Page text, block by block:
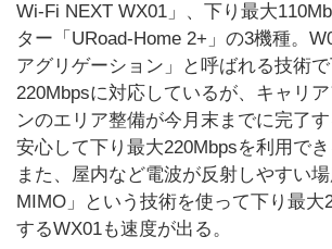
Wi-Fi NEXT WX01」、下り最大
ター「URoad-Home 2+」の3機種。
アグリゲーション」と呼ばれる技術
220Mbpsに対応しているが、キャリ
ンのエリア整備が今月末までに完了す
安心して下り最大220Mbpsを利用でき
また、屋内など電波が反射しやすい
MIMO」という技術を使って下り最大
するWX01も速度が出る。